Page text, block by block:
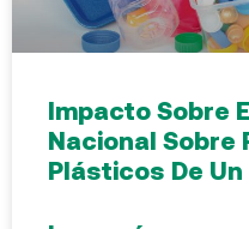
Impacto Sobre
Nacional Sobre
Plásticos De Un